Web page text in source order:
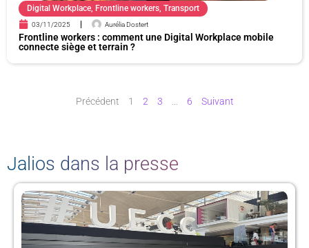
Digital Workplace, Frontline workers, Transport
03/11/2025 Aurélia Dostert
Frontline workers : comment une Digital Workplace mobile
connecte siège et terrain ?
Précédent 1 2 3 6 Suivant
Jalios dans la presse
P
g
e
P
g
e
P
a
g
e
P
g
P
a
g
e